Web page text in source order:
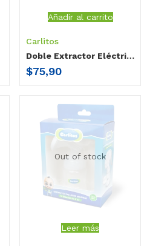
Añadir al carrito
Carlitos
Doble Extractor Eléctrico Carlitos
$75,90
Out of stock
Leer más